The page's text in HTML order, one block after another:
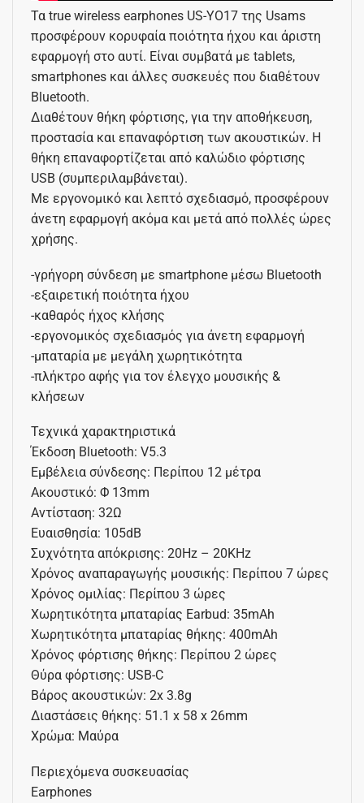
Τα true wireless earphones US-YO17 της Usams
προσφέρουν κορυφαία ποιότητα ήχου και άριστη
εφαρμογή στο αυτί. Είναι συμβατά με tablets,
smartphones και άλλες συσκευές που διαθέτουν
Bluetooth.
Διαθέτουν θήκη φόρτισης, για την αποθήκευση,
προστασία και επαναφόρτιση των ακουστικών. Η
θήκη επαναφορτίζεται από καλώδιο φόρτισης
USB (συμπεριλαμβάνεται).
Με εργονομικό και λεπτό σχεδιασμό, προσφέρουν
άνετη εφαρμογή ακόμα και μετά από πολλές ώρες
χρήσης.
-γρήγορη σύνδεση με smartphone μέσω Bluetooth
-εξαιρετική ποιότητα ήχου
-καθαρός ήχος κλήσης
-εργονομικός σχεδιασμός για άνετη εφαρμογή
-μπαταρία με μεγάλη χωρητικότητα
-πλήκτρο αφής για τον έλεγχο μουσικής &
κλήσεων
Τεχνικά χαρακτηριστικά
Έκδοση Bluetooth: V5.3
Εμβέλεια σύνδεσης: Περίπου 12 μέτρα
Ακουστικό: Φ 13mm
Αντίσταση: 32Ω
Ευαισθησία: 105dB
Συχνότητα απόκρισης: 20Hz – 20KHz
Χρόνος αναπαραγωγής μουσικής: Περίπου 7 ώρες
Χρόνος ομιλίας: Περίπου 3 ώρες
Χωρητικότητα μπαταρίας Earbud: 35mAh
Χωρητικότητα μπαταρίας θήκης: 400mAh
Χρόνος φόρτισης θήκης: Περίπου 2 ώρες
Θύρα φόρτισης: USB-C
Βάρος ακουστικών: 2x 3.8g
Διαστάσεις θήκης: 51.1 x 58 x 26mm
Χρώμα: Μαύρα
Περιεχόμενα συσκευασίας
Earphones